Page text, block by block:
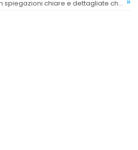
spiegazioni chiare e dettagliate che